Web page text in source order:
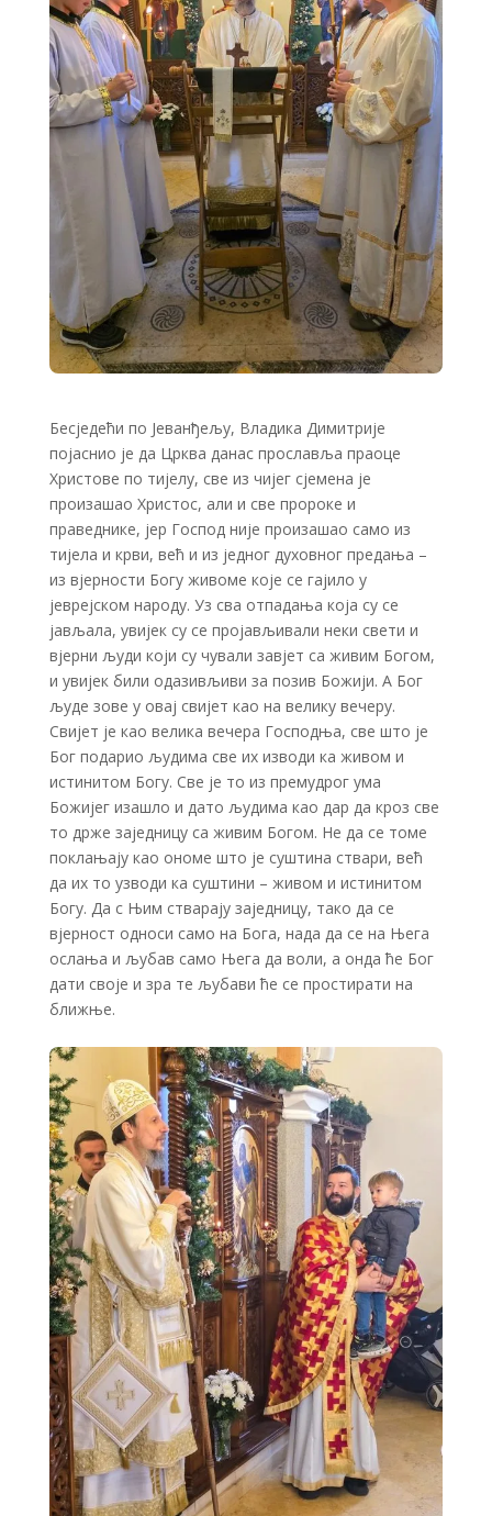
Бесједећи по Јеванђељу, Владика Димитрије
појаснио је да Црква данас прославља праоце
Христове по тијелу, све из чијег сјемена је
произашао Христос, али и све пророке и
праведнике, јер Господ није произашао само из
тијела и крви, већ и из једног духовног предања –
из вјерности Богу живоме које се гајило у
јеврејском народу. Уз сва отпадања која су се
јављала, увијек су се пројављивали неки свети и
вјерни људи који су чували завјет са живим Богом,
и увијек били одазивљиви за позив Божији. А Бог
људе зове у овај свијет као на велику вечеру.
Свијет је као велика вечера Господња, све што је
Бог подарио људима све их изводи ка живом и
истинитом Богу. Све је то из премудрог ума
Божијег изашло и дато људима као дар да кроз све
то држе заједницу са живим Богом. Не да се томе
поклањају као ономе што је суштина ствари, већ
да их то узводи ка суштини – живом и истинитом
Богу. Да с Њим стварају заједницу, тако да се
вјерност односи само на Бога, нада да се на Њега
ослања и љубав само Њега да воли, а онда ће Бог
дати своје и зра те љубави ће се простирати на
ближње.